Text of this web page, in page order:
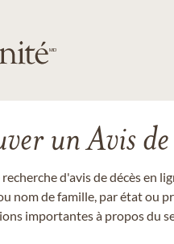
un Avis de
d'avis de décès en
nom de famille, par état ou
importantes à propos du